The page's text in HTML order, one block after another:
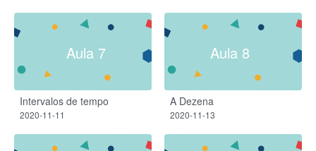
Aula 7
Intervalos de tempo
2020-11-11
Aula 8
A Dezena
2020-11-13